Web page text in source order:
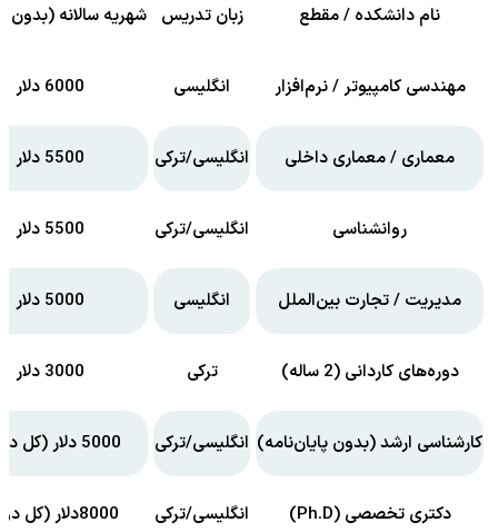
نام دانشکده / مقطع زبان تدریس شهریه سالانه (بدون
مهندسی کامپیوتر / نرم‌افزار انگلیسی 6000 دلار
معماری / معماری داخلی انگلیسی/ترکی 5500 دلار
روانشناسی انگلیسی/ترکی 5500 دلار
مدیریت / تجارت بین‌الملل انگلیسی 5000 دلار
دوره‌های کاردانی (2 ساله) ترکی 3000 دلار
کارشناسی ارشد (بدون پایان‌نامه) انگلیسی/ترکی 5000 دلار (کل دوره)
دکتری تخصصی (Ph.D) انگلیسی/ترکی 8000دلار (کل دوره)